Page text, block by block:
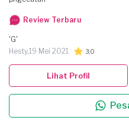
Review Terbaru
'G'
Hesty,19 Mei 2021 3,0
Lihat Profil